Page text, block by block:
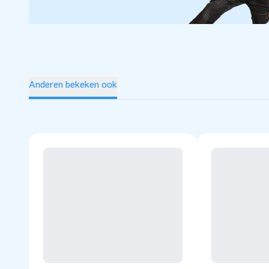
niveau. Daarom noemen ze ons ook wel ‘creators of
Anderen bekeken ook